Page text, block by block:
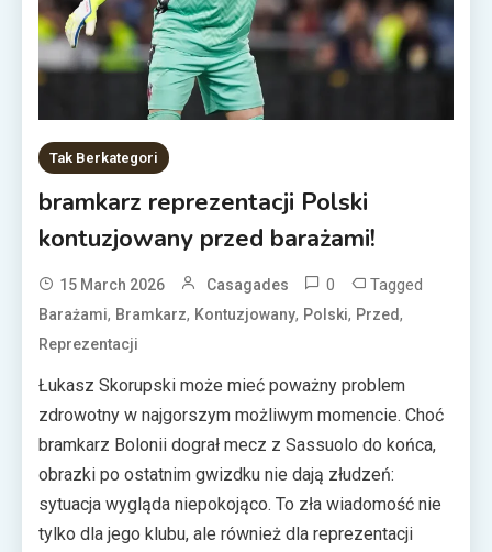
Tak Berkategori
bramkarz reprezentacji Polski
kontuzjowany przed barażami!
15 March 2026 Casagades 0 Tagged
Barażami, Bramkarz, Kontuzjowany, Polski, Przed,
Reprezentacji
Łukasz Skorupski może mieć poważny problem
zdrowotny w najgorszym możliwym momencie. Choć
bramkarz Bolonii dograł mecz z Sassuolo do końca,
obrazki po ostatnim gwizdku nie dają złudzeń:
sytuacja wygląda niepokojąco. To zła wiadomość nie
tylko dla jego klubu, ale również dla reprezentacji